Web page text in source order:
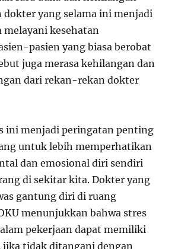
dokter yang selama ini menjadi
melayani kesehatan
pasien yang biasa berobat
juga merasa kehilangan dan
dari rekan-rekan dokter
ini menjadi peringatan penting
untuk lebih memperhatikan
dan emosional diri sendiri
di sekitar kita. Dokter yang
gantung diri di ruang
menunjukkan bahwa stres
pekerjaan dapat memiliki
jika tidak ditangani dengan